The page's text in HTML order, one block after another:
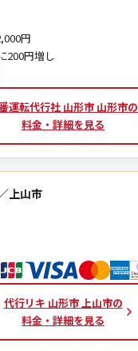
円
200円増し
運転代行社 山形市 山形市の
料金・詳細を見る
上山市
代行リキ 山形市 上山市の
料金・詳細を見る